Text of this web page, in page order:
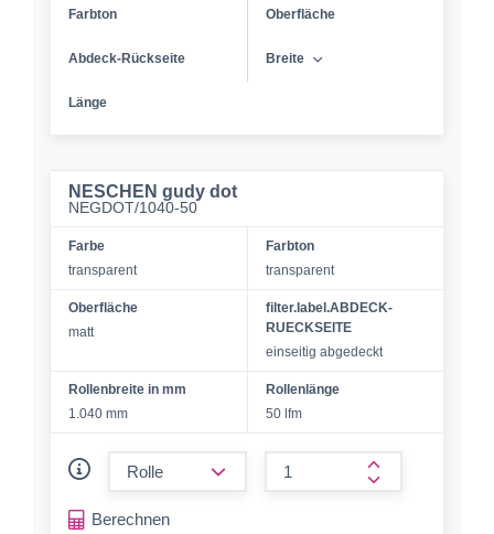
Farbton Oberfläche
Abdeck-Rückseite Breite
Länge
NESCHEN gudy dot
NEGDOT/1040-50
Farbe
transparent
Farbton
transparent
Oberfläche
matt
filter.label.ABDECK-
RUECKSEITE
einseitig abgedeckt
Rollenbreite in mm
1.040 mm
Rollenlänge
50 lfm
form.increase-
Berechnen